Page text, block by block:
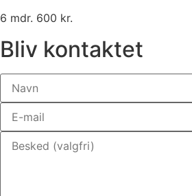
6 mdr. 600 kr.
Bliv kontaktet